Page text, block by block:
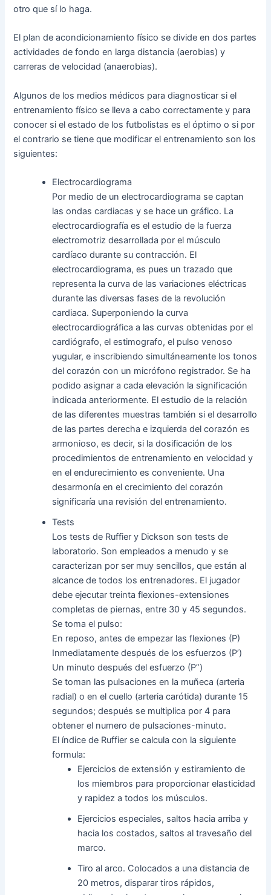
otro que sí lo haga.
El plan de acondicionamiento físico se divide en dos partes
actividades de fondo en larga distancia (aerobias) y
carreras de velocidad (anaerobias).
Algunos de los medios médicos para diagnosticar si el
entrenamiento físico se lleva a cabo correctamente y para
conocer si el estado de los futbolistas es el óptimo o si por
el contrario se tiene que modificar el entrenamiento son los
siguientes:
Electrocardiograma
Por medio de un electrocardiograma se captan
las ondas cardiacas y se hace un gráfico. La
electrocardiografía es el estudio de la fuerza
electromotriz desarrollada por el músculo
cardíaco durante su contracción. El
electrocardiograma, es pues un trazado que
representa la curva de las variaciones eléctricas
durante las diversas fases de la revolución
cardiaca. Superponiendo la curva
electrocardiográfica a las curvas obtenidas por el
cardiógrafo, el estimografo, el pulso venoso
yugular, e inscribiendo simultáneamente los tonos
del corazón con un micrófono registrador. Se ha
podido asignar a cada elevación la significación
indicada anteriormente. El estudio de la relación
de las diferentes muestras también si el desarrollo
de las partes derecha e izquierda del corazón es
armonioso, es decir, si la dosificación de los
procedimientos de entrenamiento en velocidad y
en el endurecimiento es conveniente. Una
desarmonía en el crecimiento del corazón
significaría una revisión del entrenamiento.
Tests
Los tests de Ruffier y Dickson son tests de
laboratorio. Son empleados a menudo y se
caracterizan por ser muy sencillos, que están al
alcance de todos los entrenadores. El jugador
debe ejecutar treinta flexiones-extensiones
completas de piernas, entre 30 y 45 segundos.
Se toma el pulso:
En reposo, antes de empezar las flexiones (P)
Inmediatamente después de los esfuerzos (P’)
Un minuto después del esfuerzo (P”)
Se toman las pulsaciones en la muñeca (arteria
radial) o en el cuello (arteria carótida) durante 15
segundos; después se multiplica por 4 para
obtener el numero de pulsaciones-minuto.
El índice de Ruffier se calcula con la siguiente
formula:
Ejercicios de extensión y estiramiento de
los miembros para proporcionar elasticidad
y rapidez a todos los músculos.
Ejercicios especiales, saltos hacia arriba y
hacia los costados, saltos al travesaño del
marco.
Tiro al arco. Colocados a una distancia de
20 metros, disparar tiros rápidos,